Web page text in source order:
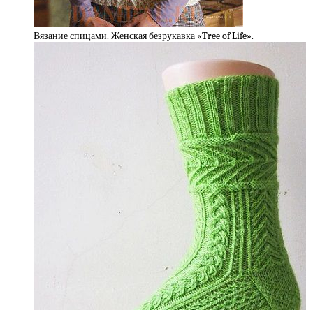
Вязание спицами. Женская безрукавка «Tree of Life».